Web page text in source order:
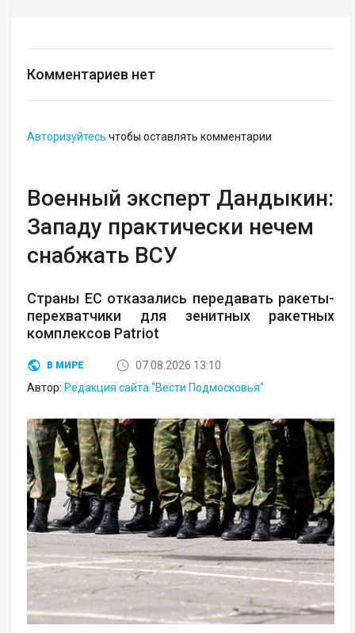
Комментариев нет
Авторизуйтесь чтобы оставлять комментарии
Военный эксперт Дандыкин:
Западу практически нечем
снабжать ВСУ
Страны ЕС отказались передавать ракеты-
перехватчики для зенитных ракетных
комплексов Patriot
В МИРЕ
07.08.2026 13:10
Автор: Редакция сайта "Вести Подмосковья"